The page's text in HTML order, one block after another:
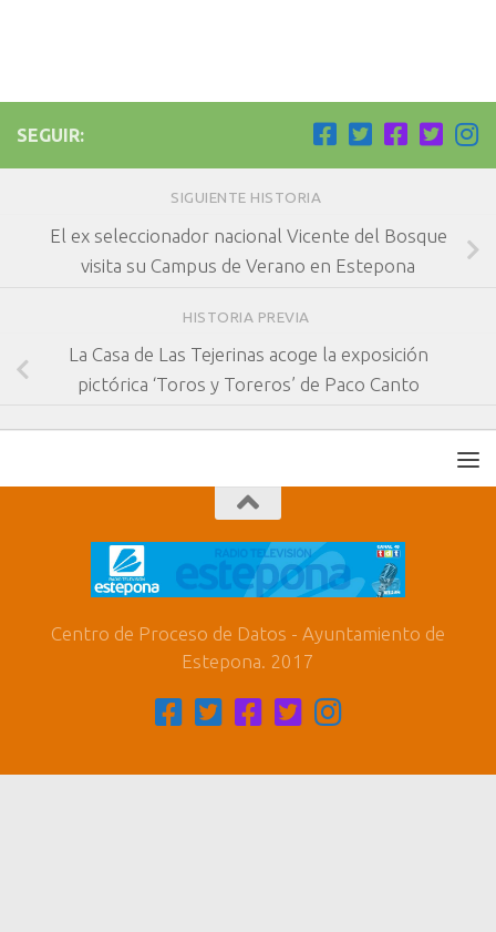
SEGUIR:
SIGUIENTE HISTORIA
El ex seleccionador nacional Vicente del Bosque
visita su Campus de Verano en Estepona
HISTORIA PREVIA
La Casa de Las Tejerinas acoge la exposición
pictórica ‘Toros y Toreros’ de Paco Canto
Centro de Proceso de Datos - Ayuntamiento de
Estepona. 2017